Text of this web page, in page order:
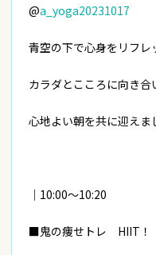
@a_yoga20231017
青空の下で心身をリフレ
カラダとこころに向き合
心地よい朝を共に迎えま
｜10:00～10:20
■鬼の痩せトレ HIIT！